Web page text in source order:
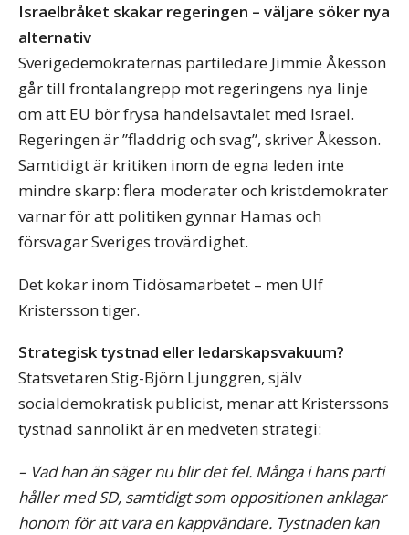
Israelbråket skakar regeringen – väljare söker nya
alternativ
Sverigedemokraternas partiledare Jimmie Åkesson
går till frontalangrepp mot regeringens nya linje
om att EU bör frysa handelsavtalet med Israel.
Regeringen är ”fladdrig och svag”, skriver Åkesson.
Samtidigt är kritiken inom de egna leden inte
mindre skarp: flera moderater och kristdemokrater
varnar för att politiken gynnar Hamas och
försvagar Sveriges trovärdighet.
Det kokar inom Tidösamarbetet – men Ulf
Kristersson tiger.
Strategisk tystnad eller ledarskapsvakuum?
Statsvetaren Stig-Björn Ljunggren, själv
socialdemokratisk publicist, menar att Kristerssons
tystnad sannolikt är en medveten strategi:
– Vad han än säger nu blir det fel. Många i hans parti
håller med SD, samtidigt som oppositionen anklagar
honom för att vara en kappvändare. Tystnaden kan